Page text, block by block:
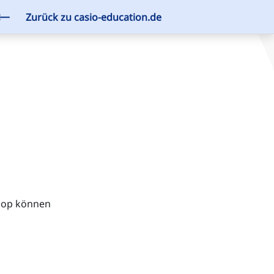
Zurück zu casio-education.de
können